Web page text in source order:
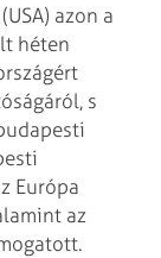
azon a
héten
s
Európa
az